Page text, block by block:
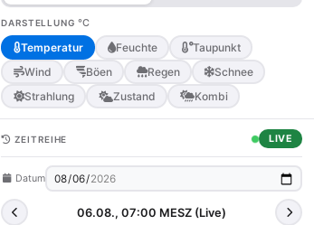
DARSTELLUNG °C
Temperatur Feuchte
Taupunkt
Wind
Böen Regen
Schnee
Strahlung
Zustand Kombi
ZEITREIHE LIVE
Datum
06.08., 07:00 MESZ (Live)